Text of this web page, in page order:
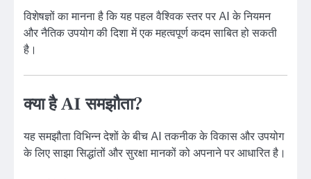
विशेषज्ञों का मानना है कि यह पहल वैश्विक स्तर पर AI के नियमन
और नैतिक उपयोग की दिशा में एक महत्वपूर्ण कदम साबित हो सकती
है।
क्या है AI समझौता?
यह समझौता विभिन्न देशों के बीच AI तकनीक के विकास और उपयोग
के लिए साझा सिद्धांतों और सुरक्षा मानकों को अपनाने पर आधारित है।